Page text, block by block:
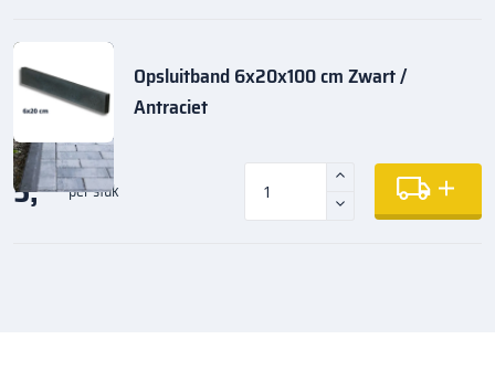
Opsluitband 6x20x100 cm Zwart /
Antraciet
5,35 per stuk